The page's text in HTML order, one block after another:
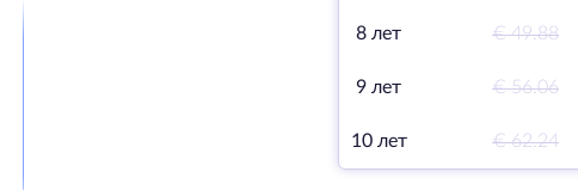
8 лет € 49.88
9 лет € 56.06
10 лет € 62.24